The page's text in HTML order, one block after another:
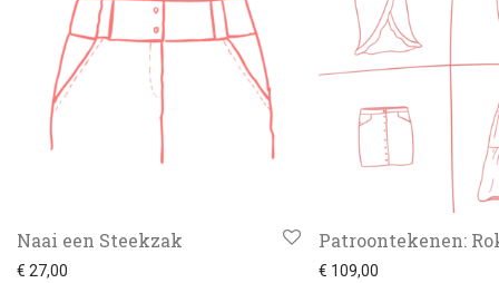
Naai een Steekzak
€ 27,00
Patroontekenen:
€ 109,00